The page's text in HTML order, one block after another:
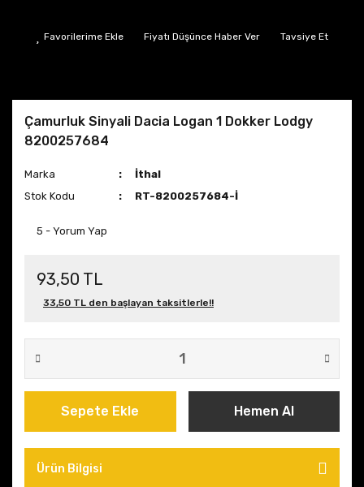
Fiyatı Düşünce Haber Ver Tavsiye Et
Çamurluk Sinyali Dacia Logan 1 Dokker Lodgy
8200257684
Marka
İthal
Stok Kodu
RT-8200257684-İ
5 - Yorum Yap
93,50 TL
33,50 TL den başlayan taksitlerle!!
Sepete Ekle Hemen Al
Ürün Bilgisi